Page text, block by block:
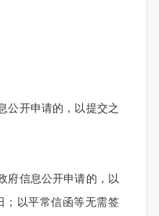
公开申请的，以提交之
府信息公开申请的，以
；以平常信函等无需签